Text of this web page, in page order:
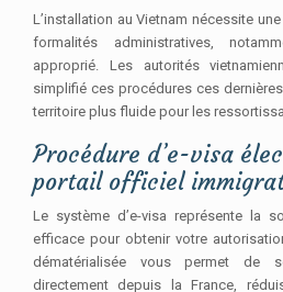
L’installation au Vietnam nécessite
formalités administratives,
approprié. Les autorités
simplifié ces procédures ces
territoire plus fluide pour les
Procédure d’e-visa
portail officiel
Le système d’e-visa représente la
efficace pour obtenir votre
dématérialisée vous permet de
directement depuis la France,